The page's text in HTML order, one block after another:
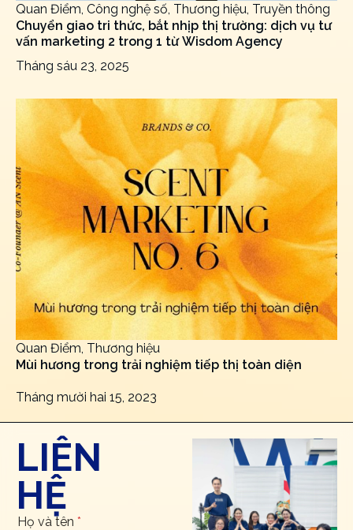
Quan Điểm, Công nghệ số, Thương hiệu, Truyền thông
Chuyển giao tri thức, bắt nhịp thị trường: dịch vụ tư
vấn marketing 2 trong 1 từ Wisdom Agency
Tháng sáu 23, 2025
Quan Điểm, Thương hiệu
Mùi hương trong trải nghiệm tiếp thị toàn diện
Tháng mười hai 15, 2023
LIÊN
HỆ
Họ và tên *